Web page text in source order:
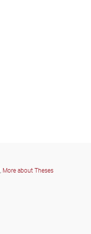
, More about Theses